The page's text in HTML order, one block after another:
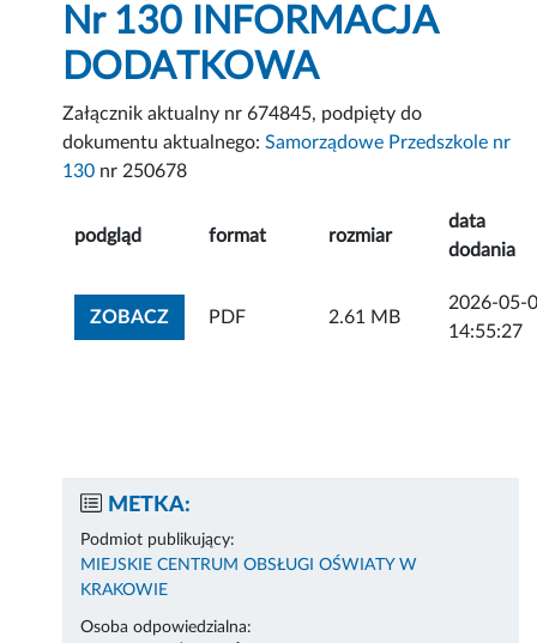
Nr 130 INFORMACJA
DODATKOWA
Załącznik aktualny nr 674845, podpięty do
dokumentu aktualnego:Samorządowe Przedszkole nr
130 nr 250678
podgląd format rozmiar
data
dodania
ZOBACZZOBACZ ZAŁĄCZNIK
PDF 2.61 MB
2026-05-
14:55:27
METKA:
Podmiot publikujący:
MIEJSKIE CENTRUM OBSŁUGI OŚWIATY W
KRAKOWIE
Osoba odpowiedzialna: